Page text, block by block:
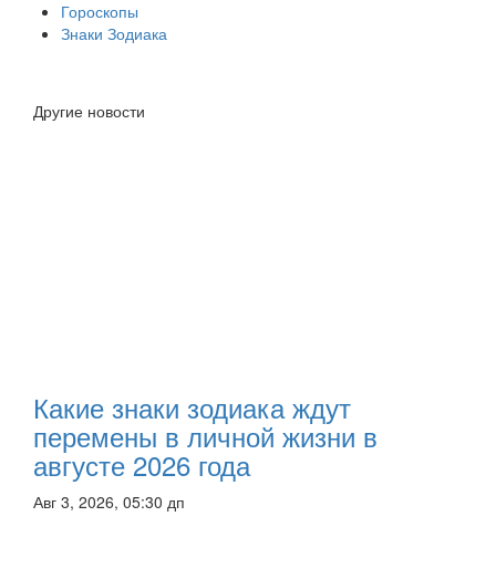
Гороскопы
Знаки Зодиака
Другие новости
Какие знаки зодиака ждут
перемены в личной жизни в
августе 2026 года
Авг 3, 2026, 05:30 дп